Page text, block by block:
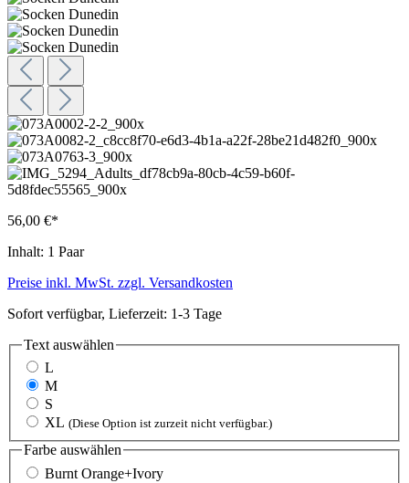
56,00 €*
Inhalt: 1 Paar
Preise inkl. MwSt. zzgl. Versandkosten
Sofort verfügbar, Lieferzeit: 1-3 Tage
Text auswählen
L
M
S
XL (Diese Option ist zurzeit nicht verfügbar.)
Farbe auswählen
Burnt Orange+Ivory